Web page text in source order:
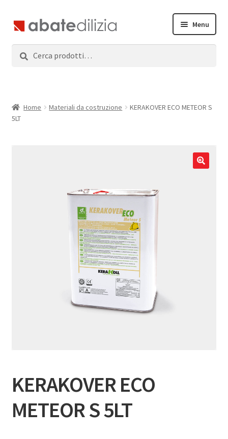
Vai
alla
navigazione
Vai
al
contenuto
Menu
child
ServiziHome Materiali da costruzione
KERAKOVER ECO METEOR S
5LT
KERAKOVER ECO
METEOR S 5LT